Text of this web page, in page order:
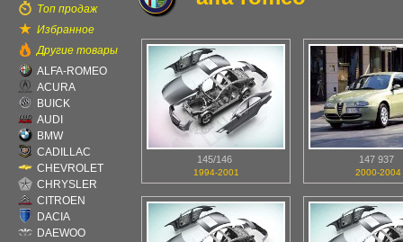
Топ продаж
Избранное
Другие товары
ALFA-ROMEO
ACURA
BUICK
AUDI
BMW
CADILLAC
CHEVROLET
CHRYSLER
CITROEN
DACIA
DAEWOO
145/146
1994-2001
147 937
2000-2004